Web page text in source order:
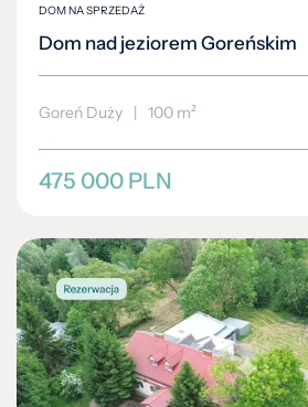
DOM NA SPRZEDAŻ
Dom nad jeziorem Goreńskim
Goreń Duży | 100 m²
475 000 PLN